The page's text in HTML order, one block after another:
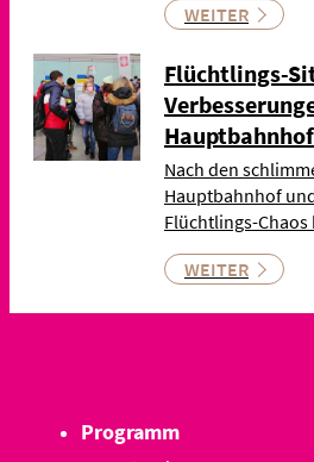
WEITER
Flüchtlings-
Hauptbahnhof
Nach den
Hauptbahnhof
Flüchtlings-
WEITER
Programm